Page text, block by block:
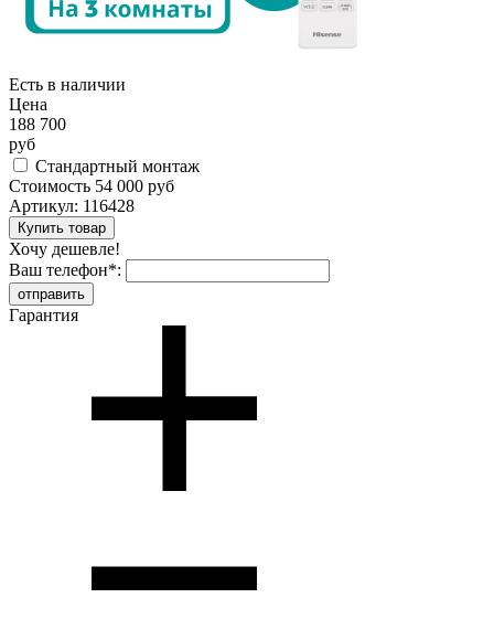
Есть в наличии
Цена
188 700
руб
Стандартный монтаж
Стоимость 54 000 руб
Артикул: 116428
Хочу дешевле!
Ваш телефон*:
Гарантия